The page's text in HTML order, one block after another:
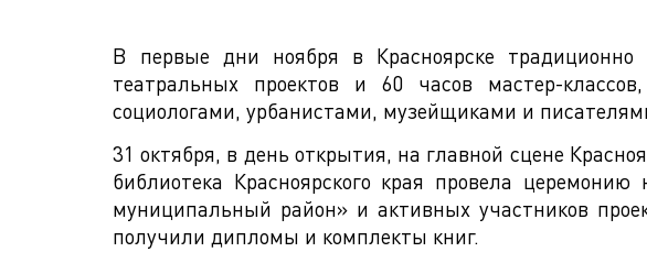
В первые дни ноября в Красноярске
театральных проектов и 60 часов мастер-
социологами, урбанистами, музейщиками и
31 октября, в день открытия, на главной сцене
библиотека Красноярского края провела
муниципальный район» и активных участников
получили дипломы и комплекты книг.